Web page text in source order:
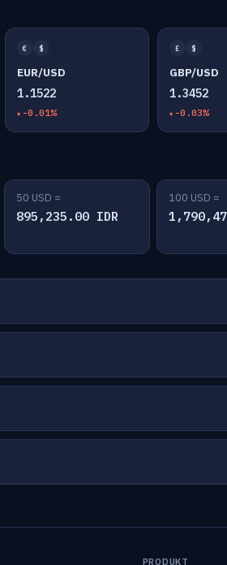
€ $
EUR/USD
1.1522
-0.01%
£ $
GBP/USD
1.3452
-0.03%
50 USD =
895,235.00 IDR
100 USD =
PRODUKT